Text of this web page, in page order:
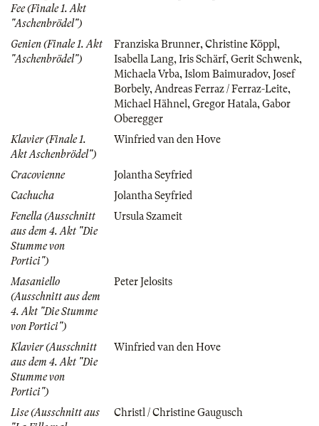
Fee (Finale 1. Akt
"Aschenbrödel")
Genien (Finale 1. Akt
"Aschenbrödel")
Franziska Brunner, Christine Köppl ,
Isabella Lang, Iris Schärf, Gerit Schwenk,
Michaela Vrba, Islom Baimuradov, Josef
Borbely, Andreas Ferraz / Ferraz-Leite,
Michael Hähnel , Gregor Hatala, Gabor
Oberegger
Klavier (Finale 1.
Akt Aschenbrödel")
Winfried van den Hove
Cracovienne
Jolantha Seyfried
Cachucha
Jolantha Seyfried
Fenella (Ausschnitt
aus dem 4. Akt "Die
Stumme von
Portici")
Ursula Szameit
Masaniello
(Ausschnitt aus dem
4. Akt "Die Stumme
von Portici")
Peter Jelosits
Klavier (Ausschnitt
aus dem 4. Akt "Die
Stumme von
Portici")
Winfried van den Hove
Lise (Ausschnitt aus
Christl / Christine Gaugusch